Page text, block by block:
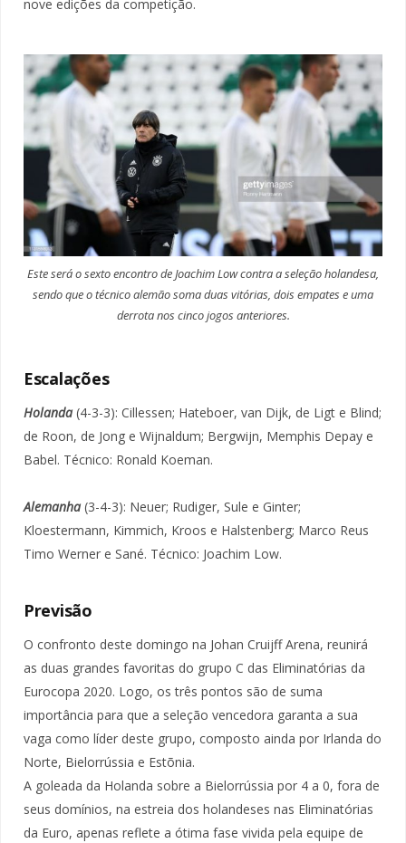
nove edições da competição.
Este será o sexto encontro de Joachim Low contra a seleção holandesa,
sendo que o técnico alemão soma duas vitórias, dois empates e uma
derrota nos cinco jogos anteriores.
Escalações
Holanda (4-3-3): Cillessen; Hateboer, van Dijk, de Ligt e Blind;
de Roon, de Jong e Wijnaldum; Bergwijn, Memphis Depay e
Babel. Técnico: Ronald Koeman.
Alemanha (3-4-3): Neuer; Rudiger, Sule e Ginter;
Kloestermann, Kimmich, Kroos e Halstenberg; Marco Reus
Timo Werner e Sané. Técnico: Joachim Low.
Previsão
O confronto deste domingo na Johan Cruijff Arena, reunirá
as duas grandes favoritas do grupo C das Eliminatórias da
Eurocopa 2020. Logo, os três pontos são de suma
importância para que a seleção vencedora garanta a sua
vaga como líder deste grupo, composto ainda por Irlanda do
Norte, Bielorrússia e Estõnia.
A goleada da Holanda sobre a Bielorrússia por 4 a 0, fora de
seus domínios, na estreia dos holandeses nas Eliminatórias
da Euro, apenas reflete a ótima fase vivida pela equipe de